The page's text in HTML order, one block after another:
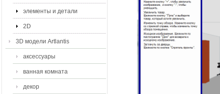
элементы и детали
2D
3D модели Artlantis
аксессуары
ванная комната
декор